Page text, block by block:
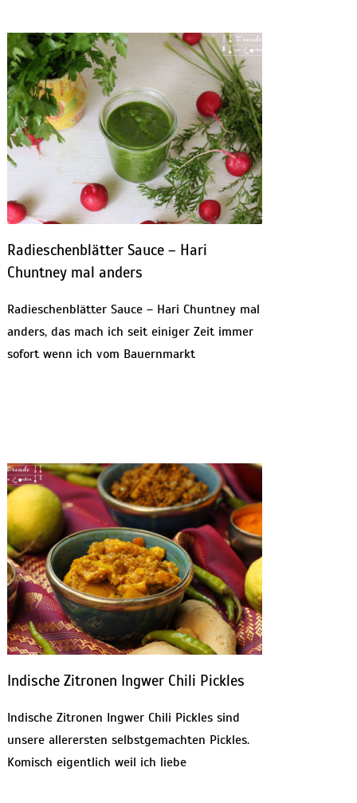
Radieschenblätter Sauce – Hari
Chuntney mal anders
Radieschenblätter Sauce – Hari Chuntney mal
anders, das mach ich seit einiger Zeit immer
sofort wenn ich vom Bauernmarkt
Indische Zitronen Ingwer Chili Pickles
Indische Zitronen Ingwer Chili Pickles sind
unsere allerersten selbstgemachten Pickles.
Komisch eigentlich weil ich liebe